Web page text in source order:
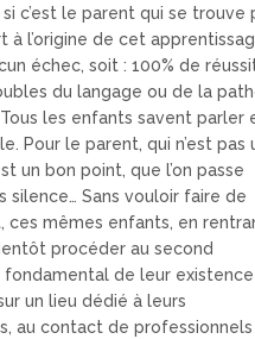
c’est le parent qui se trouve
à l’origine de cet
échec, soit : 100% de
du langage ou de la
les enfants savent parler
Pour le parent, qui n’est pas
un bon point, que l’on passe
silence… Sans vouloir faire de
ces mêmes enfants, en
procéder au second
fondamental de leur existence
un lieu dédié à leurs
au contact de